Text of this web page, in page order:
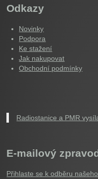
Odkazy
Novinky
Podpora
Ke stažení
Jak nakupovat
Obchodní podmínky
Radiostanice a PMR
E-mailový
Přihlaste se k odběru